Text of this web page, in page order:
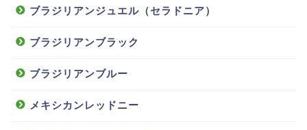
ブラジリアンジュエル（セラドニア）
ブラジリアンブラック
ブラジリアンブルー
メキシカンレッドニー